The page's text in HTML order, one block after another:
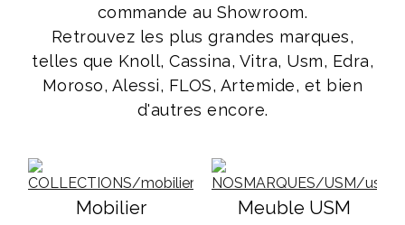
commande au Showroom.
Retrouvez les plus grandes marques,
telles que Knoll, Cassina, Vitra, Usm, Edra,
Moroso, Alessi, FLOS, Artemide, et bien
d'autres encore.
Mobilier Meuble USM